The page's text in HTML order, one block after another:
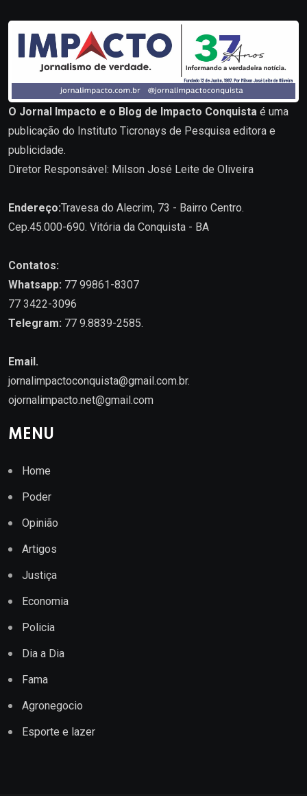
O Jornal Impacto e o Blog de Impacto Conquista é uma
publicação do Instituto Ticronays de Pesquisa editora e
publicidade.
Diretor Responsável: Milson José Leite de Oliveira
Endereço:Travesa do Alecrim, 73 - Bairro Centro.
Cep.45.000-690. Vitória da Conquista - BA
Contatos:
Whatsapp: 77 99861-8307
77 3422-3096
Telegram: 77 9.8839-2585.
Email.
jornalimpactoconquista@gmail.com.br.
ojornalimpacto.net@gmail.com
MENU
Home
Poder
Opinião
Artigos
Justiça
Economia
Policia
Dia a Dia
Fama
Agronegocio
Esporte e lazer